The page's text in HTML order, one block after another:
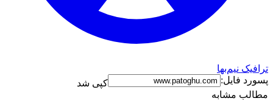
ترافیک نیم‌بها
پسورد فایل:
کپی شد
مطالب مشابه